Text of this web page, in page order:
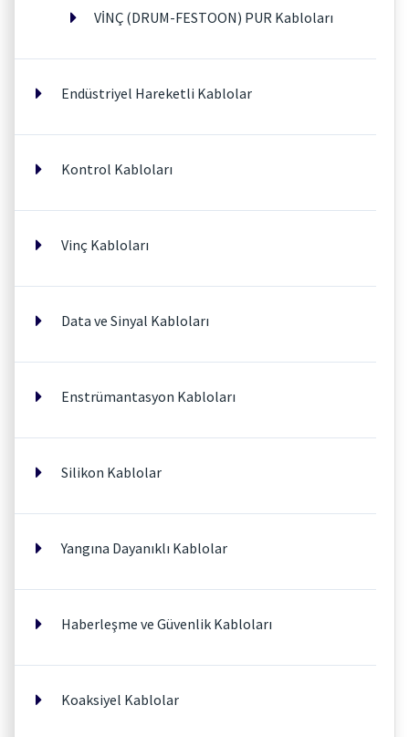
VİNÇ (DRUM-FESTOON) PUR Kabloları
Endüstriyel Hareketli Kablolar
Kontrol Kabloları
Vinç Kabloları
Data ve Sinyal Kabloları
Enstrümantasyon Kabloları
Silikon Kablolar
Yangına Dayanıklı Kablolar
Haberleşme ve Güvenlik Kabloları
Koaksiyel Kablolar